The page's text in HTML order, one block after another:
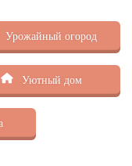
Урожайный огород
Уютный дом